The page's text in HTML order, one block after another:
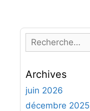
e
h
e
r
Archives
juin 2026
décembre 2025